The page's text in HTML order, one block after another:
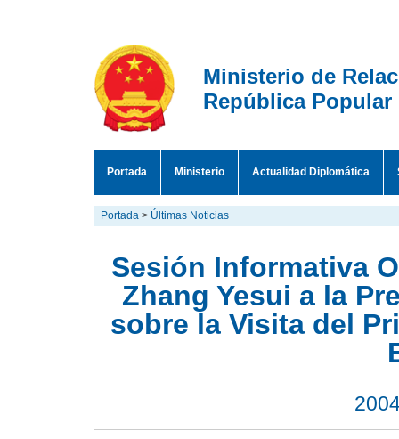
Ministerio de
República Popular
Portada Ministerio Actualidad Diplomática
Portada > Últimas Noticias
Sesión Informativa
Zhang Yesui a la
sobre la Visita del